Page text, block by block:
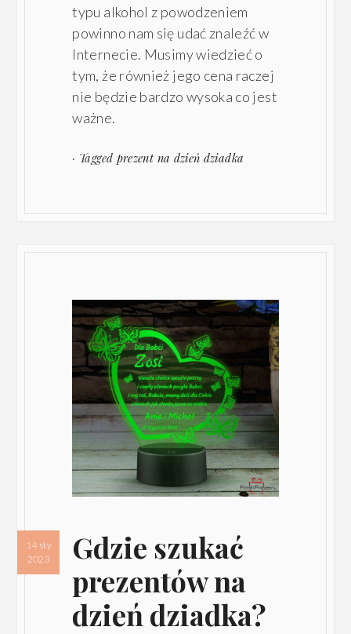
typu alkohol z powodzeniem
powinno nam się udać znaleźć w
Internecie. Musimy wiedzieć o
tym, że również jego cena raczej
nie będzie bardzo wysoka co jest
ważne.
· Tagged prezent na dzień dziadka
Gdzie szukać
prezentów na
dzień dziadka?
14 sty
2023